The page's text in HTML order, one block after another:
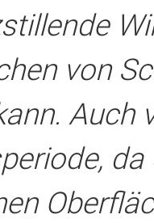
von
Auch